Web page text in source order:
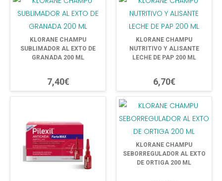
KLORANE CHAMPU
SUBLIMADOR AL EXTO DE
GRANADA 200 ML
7,40€
KLORANE CHAMPU
NUTRITIVO Y ALISANTE
LECHE DE PAP 200 ML
6,70€
KLORANE CHAMPU
SEBORREGULADOR AL EXTO
DE ORTIGA 200 ML